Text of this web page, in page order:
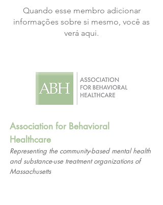
Quando esse membro adicionar
informações sobre si mesmo, você as
verá aqui.
Association for Behavioral
Healthcare
Representing the community-based mental health
and substance-use treatment organizations of
Massachusetts